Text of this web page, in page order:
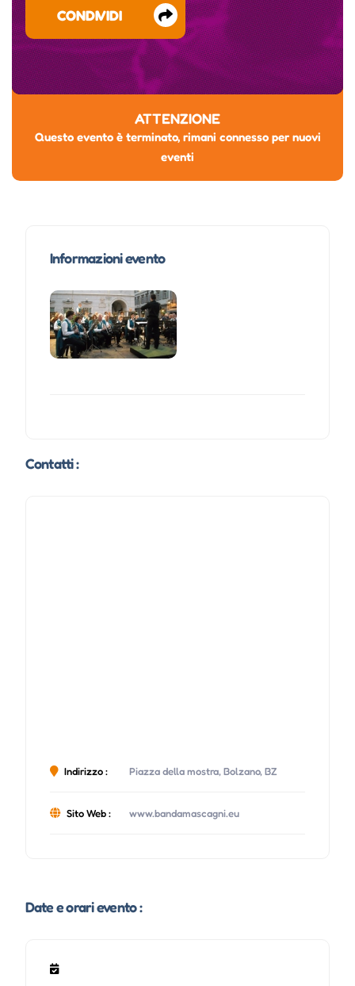
CONDIVIDI
ATTENZIONE
Questo evento è terminato, rimani connesso per nuovi
eventi
Informazioni evento
Contatti :
Indirizzo : Piazza della mostra, Bolzano, BZ
Sito Web : www.bandamascagni.eu
Date e orari evento :